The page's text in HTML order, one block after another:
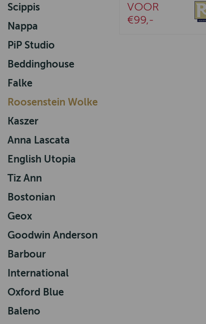
Scippis
Nappa
PiP Studio
Beddinghouse
Falke
Roosenstein Wolke
Kaszer
Anna Lascata
English Utopia
Tiz Ann
Bostonian
Geox
Goodwin Anderson
Barbour
International
Oxford Blue
Baleno
VOOR
€99,-